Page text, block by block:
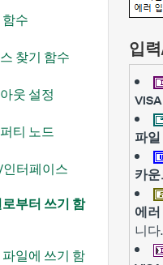
함수
찾기 함수
웃 설정
티 노드
터페이스
부터 쓰기 함
파일에 쓰기 함
입
파
카
에
니다.